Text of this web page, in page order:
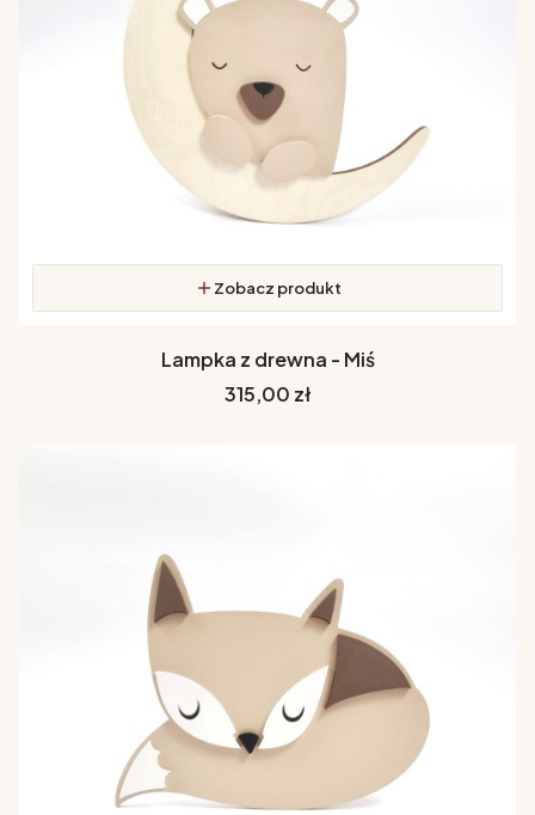
Zobacz produkt
Lampka z drewna - Miś
Cena
315,00 zł